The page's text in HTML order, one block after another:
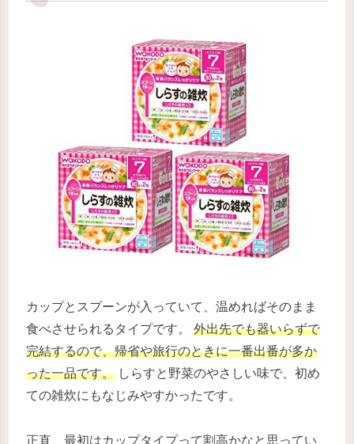
カップとスプーンが入っていて、温めればそのまま
食べさせられるタイプです。 外出先でも器いらずで
完結するので、帰省や旅行のときに一番出番が多か
った一品です。 しらすと野菜のやさしい味で、初め
ての雑炊にもなじみやすかったです。
正直、最初はカップタイプって割高かなと思ってい